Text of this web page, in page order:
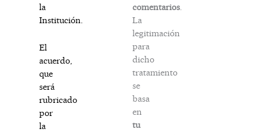
la
Institución.
El
acuerdo,
que
será
rubricado
por
la
comentarios
La
legitimación
para
dicho
tratamiento
se
basa
en
tu